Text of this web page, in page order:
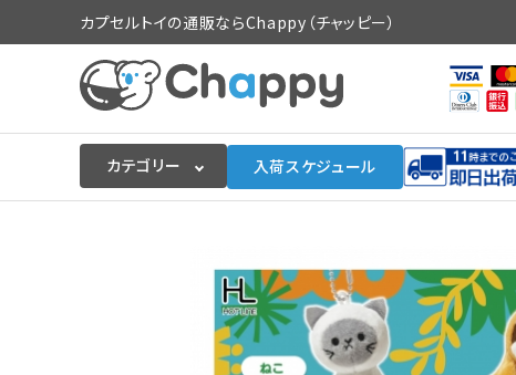
カプセルトイの通販ならChappy（チャッピー）
カテゴリー 入荷スケジュール
入荷スケジュールをチェック
カプセルトイマシン本体